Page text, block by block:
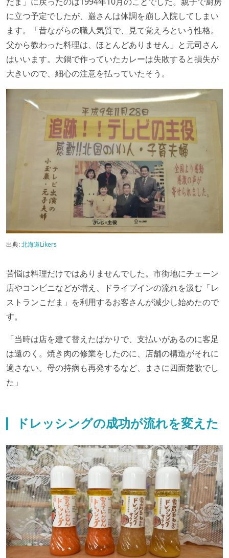
に立つ予定でしたが、巌さんは体調を崩し入院してしまい
ます。「昔ながらの職人気質で、見て覚えろという性格。
父から教わった料理は、ほとんどありません」と元司さん
はいいます。大鍋で作っていたカレーは失敗すると損失が
大きいので、細心の注意を払っていたそう。
出典:北海道Likers
苦悩は料理だけではありませんでした。市街地にチェーン
店やコンビニなどが増え、ドライブインの流れを汲む「レ
ストランこだま」を利用するお客さんが減少し始めたので
す。
「当時は店を建て替えたばかりで、支払いがあるのに客足
は遠のく。焼き肉の修業をしたのに、店舗の構造がそれに
適さない。母の持病も再発するなど、まさに四面楚歌でし
た」
ドレッシングの成功が流れを変えた